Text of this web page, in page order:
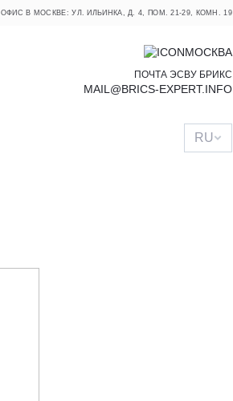
ОФИС В МОСКВЕ: УЛ. ИЛЬИНКА, Д. 4, ПОМ. 21-29, КОМН. 19
МОСКВА
ПОЧТА ЭСВУ БРИКС
MAIL@BRICS-EXPERT.INFO
RU